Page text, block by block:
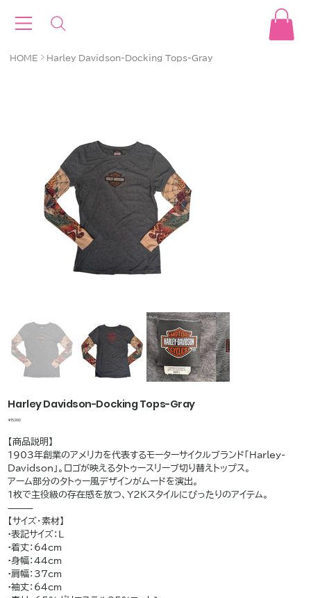
HOME > Harley Davidson-Docking Tops-Gray
Harley Davidson-Docking Tops-Gray
価
￥15,990
【商品説明】
1903年創業のアメリカを代表するモーターサイクルブランド「Harley-
Davidson」。ロゴが映えるタトゥースリーブ切り替えトップス。
アーム部分のタトゥー風デザインがムードを演出。
1枚で主役級の存在感を放つ、Y2Kスタイルにぴったりのアイテム。
⸻
【サイズ・素材】
•表記サイズ：L
•着丈：64cm
•身幅：44cm
•肩幅：37cm
•袖丈：64cm